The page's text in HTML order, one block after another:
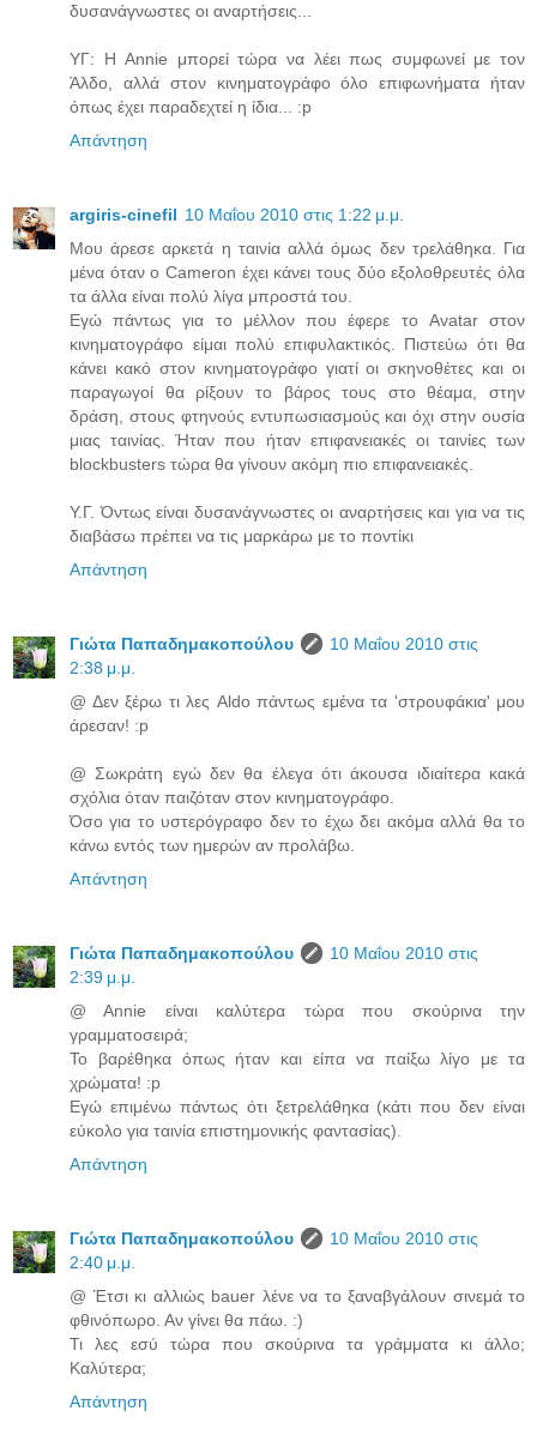
δυσανάγνωστες οι αναρτήσεις...
ΥΓ: Η Annie μπορεί τώρα να λέει πως συμφωνεί με τον
Άλδο, αλλά στον κινηματογράφο όλο επιφωνήματα ήταν
όπως έχει παραδεχτεί η ίδια... :p
Απάντηση
argiris-cinefil 10 Μαΐου 2010 στις 1:22 μ.μ.
Μου άρεσε αρκετά η ταινία αλλά όμως δεν τρελάθηκα. Για
μένα όταν ο Cameron έχει κάνει τους δύο εξολοθρευτές όλα
τα άλλα είναι πολύ λίγα μπροστά του.
Εγώ πάντως για το μέλλον που έφερε το Avatar στον
κινηματογράφο είμαι πολύ επιφυλακτικός. Πιστεύω ότι θα
κάνει κακό στον κινηματογράφο γιατί οι σκηνοθέτες και οι
παραγωγοί θα ρίξουν το βάρος τους στο θέαμα, στην
δράση, στους φτηνούς εντυπωσιασμούς και όχι στην ουσία
μιας ταινίας. Ήταν που ήταν επιφανειακές οι ταινίες των
blockbusters τώρα θα γίνουν ακόμη πιο επιφανειακές.
Υ.Γ. Όντως είναι δυσανάγνωστες οι αναρτήσεις και για να τις
διαβάσω πρέπει να τις μαρκάρω με το ποντίκι
Απάντηση
Γιώτα Παπαδημακοπούλου
10 Μαΐου 2010 στις
2:38 μ.μ.
@ Δεν ξέρω τι λες Aldo πάντως εμένα τα 'στρουφάκια' μου
άρεσαν! :p
@ Σωκράτη εγώ δεν θα έλεγα ότι άκουσα ιδιαίτερα κακά
σχόλια όταν παιζόταν στον κινηματογράφο.
Όσο για το υστερόγραφο δεν το έχω δει ακόμα αλλά θα το
κάνω εντός των ημερών αν προλάβω.
Απάντηση
Γιώτα Παπαδημακοπούλου
10 Μαΐου 2010 στις
2:39 μ.μ.
@ Annie είναι καλύτερα τώρα που σκούρινα την
γραμματοσειρά;
Το βαρέθηκα όπως ήταν και είπα να παίξω λίγο με τα
χρώματα! :p
Εγώ επιμένω πάντως ότι ξετρελάθηκα (κάτι που δεν είναι
εύκολο για ταινία επιστημονικής φαντασίας).
Απάντηση
Γιώτα Παπαδημακοπούλου
10 Μαΐου 2010 στις
2:40 μ.μ.
@ Έτσι κι αλλιώς bauer λένε να το ξαναβγάλουν σινεμά το
φθινόπωρο. Αν γίνει θα πάω. :)
Τι λες εσύ τώρα που σκούρινα τα γράμματα κι άλλο;
Καλύτερα;
Απάντηση